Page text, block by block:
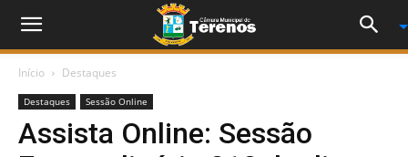
Início Destaques
Destaques Sessão Online
Assista Online: Sessão